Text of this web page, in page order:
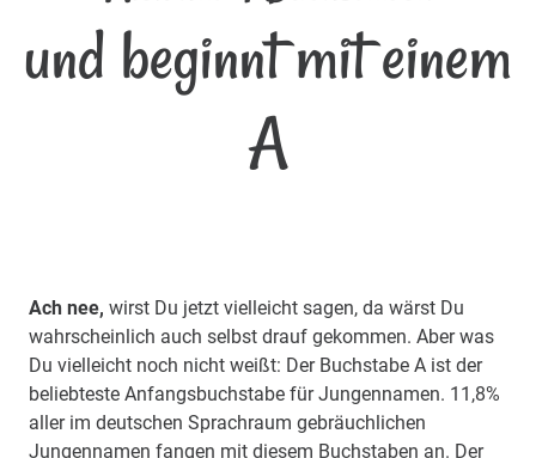
und beginnt mit einem
A
Ach nee, wirst Du jetzt vielleicht sagen, da wärst Du
wahrscheinlich auch selbst drauf gekommen. Aber was
Du vielleicht noch nicht weißt: Der Buchstabe A ist der
beliebteste Anfangsbuchstabe für Jungennamen. 11,8%
aller im deutschen Sprachraum gebräuchlichen
Jungennamen fangen mit diesem Buchstaben an. Der